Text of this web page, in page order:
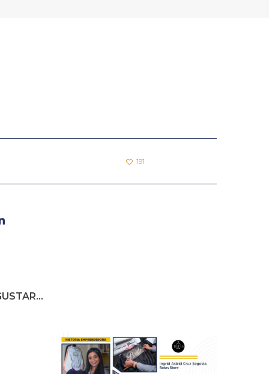
191